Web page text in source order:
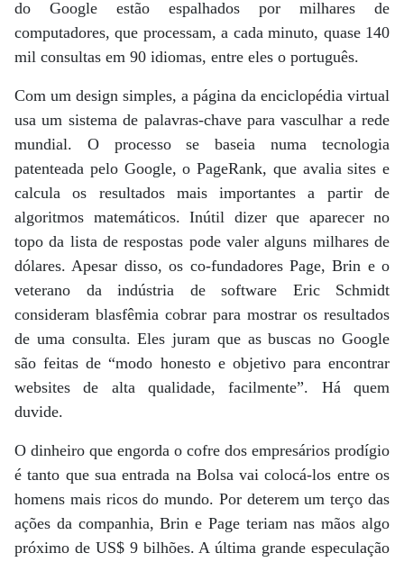
do Google estão espalhados por milhares de
computadores, que processam, a cada minuto, quase 140
mil consultas em 90 idiomas, entre eles o português.
Com um design simples, a página da enciclopédia virtual
usa um sistema de palavras-chave para vasculhar a rede
mundial. O processo se baseia numa tecnologia
patenteada pelo Google, o PageRank, que avalia sites e
calcula os resultados mais importantes a partir de
algoritmos matemáticos. Inútil dizer que aparecer no
topo da lista de respostas pode valer alguns milhares de
dólares. Apesar disso, os co-fundadores Page, Brin e o
veterano da indústria de software Eric Schmidt
consideram blasfêmia cobrar para mostrar os resultados
de uma consulta. Eles juram que as buscas no Google
são feitas de “modo honesto e objetivo para encontrar
websites de alta qualidade, facilmente”. Há quem
duvide.
O dinheiro que engorda o cofre dos empresários prodígio
é tanto que sua entrada na Bolsa vai colocá-los entre os
homens mais ricos do mundo. Por deterem um terço das
ações da companhia, Brin e Page teriam nas mãos algo
próximo de US$ 9 bilhões. A última grande especulação